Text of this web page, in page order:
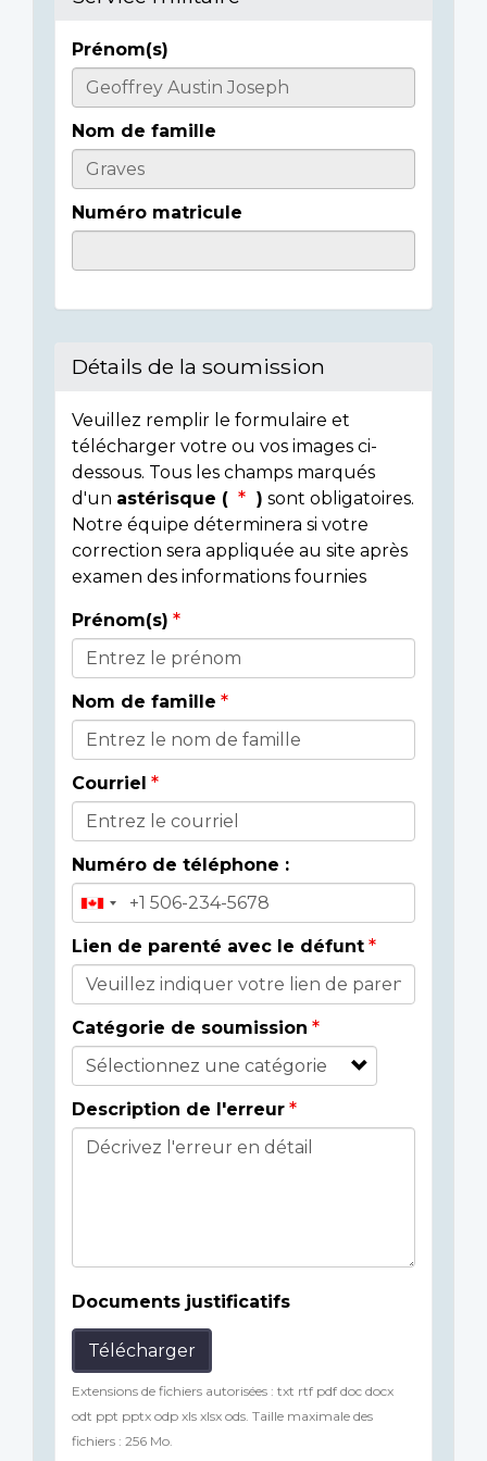
Casualty
Details
Prénom(s)
Nom de famille
Numéro matricule
Détails de la soumission
Veuillez remplir le formulaire et
télécharger votre ou vos images ci-
dessous. Tous les champs marqués
d'un astérisque ( ) sont obligatoires.
Notre équipe déterminera si votre
correction sera appliquée au site après
examen des informations fournies
Donor
Details
Prénom(s)
Nom de famille
Courriel
Numéro de téléphone :
Lien de parenté avec le défunt
Catégorie de soumission
Description de l'erreur
Documents justificatifs
Télécharger
Extensions de fichiers autorisées : txt rtf pdf doc docx
odt ppt pptx odp xls xlsx ods. Taille maximale des
fichiers : 256 Mo.